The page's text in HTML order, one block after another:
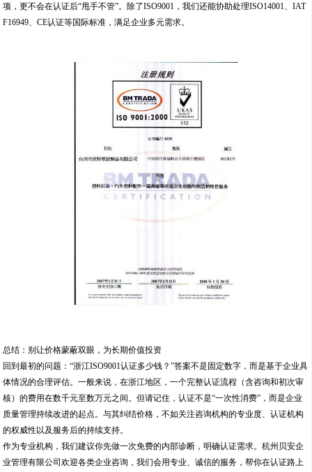
项，更不会在认证后“甩手不管”。除了ISO9001，我们还能协助处理ISO14001、IAT
F16949、CE认证等国际标准，满足企业多元需求。
总结：别让价格蒙蔽双眼，为长期价值投资
回到最初的问题：“浙江ISO9001认证多少钱？”答案不是固定数字，而是基于企业具
体情况的合理评估。一般来说，在浙江地区，一个完整认证流程（含咨询和初次审
核）的费用在数千元至数万元之间。但请记住，认证不是“一次性消费”，而是企业
质量管理持续改进的起点。与其纠结价格，不如关注咨询机构的专业度、认证机构
的权威性以及服务后的持续支持。
作为专业机构，我们建议你先做一次免费的内部诊断，明确认证需求。杭州贝安企
业管理有限公司欢迎各类企业咨询，我们会用专业、诚信的服务，帮你在认证路上